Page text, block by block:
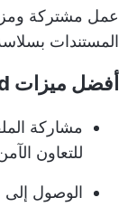
عمل مشتركة
المستندات
أفضل ميزات Nextcloud
مشاركة
للتعاون
الوصول